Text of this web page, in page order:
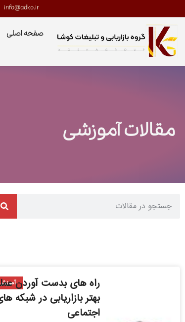
info@adko.ir
صفحه اصلی
مقالات آموزشی
راه های بدست آوردن
بهتر بازاریابی در شبکه
اجتماعی